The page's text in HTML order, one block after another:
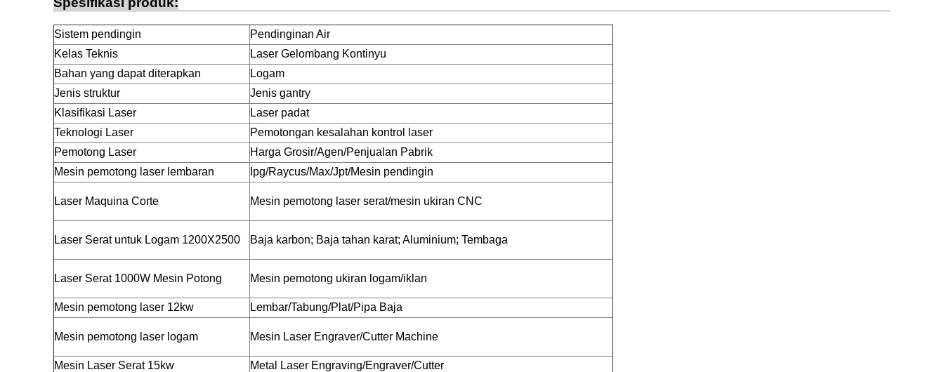
Sistem pendingin
Pendinginan Air
Kelas Teknis
Laser Gelombang Kontinyu
Bahan yang dapat diterapkan
Logam
Jenis struktur
Jenis gantry
Klasifikasi Laser
Laser padat
Teknologi Laser
Pemotongan kesalahan kontrol laser
Pemotong Laser
Harga Grosir/Agen/Penjualan Pabrik
Mesin pemotong laser lembaran
Ipg/Raycus/Max/Jpt/Mesin pendingin
Laser Maquina Corte Mesin pemotong laser serat/mesin ukiran CNC
Laser Serat untuk Logam 1200X2500 Baja karbon; Baja tahan karat; Aluminium; Tembaga
Laser Serat 1000W Mesin Potong Mesin pemotong ukiran logam/iklan
Mesin pemotong laser 12kw Lembar/Tabung/Plat/Pipa Baja
Mesin pemotong laser logam Mesin Laser Engraver/Cutter Machine
Mesin Laser Serat 15kw Metal Laser Engraving/Engraver/Cutter